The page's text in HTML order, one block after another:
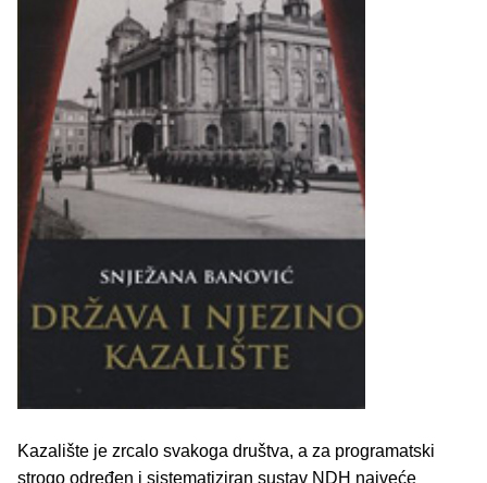
Kazalište je zrcalo svakoga društva, a za programatski
strogo određen i sistematiziran sustav NDH najveće